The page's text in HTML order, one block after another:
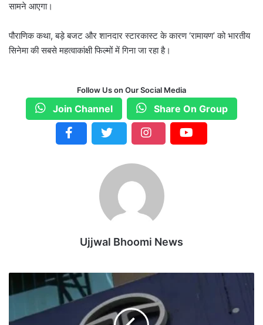
सामने आएगा।
पौराणिक कथा, बड़े बजट और शानदार स्टारकास्ट के कारण ‘रामायण’ को भारतीय
सिनेमा की सबसे महत्वाकांक्षी फिल्मों में गिना जा रहा है।
Follow Us on Our Social Media
Join Channel Share On Group
Ujjwal Bhoomi News